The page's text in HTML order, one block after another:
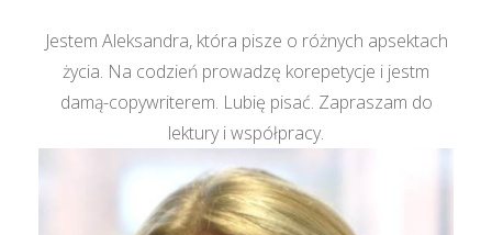
Jestem Aleksandra, która pisze o różnych apsektach
życia. Na codzień prowadzę korepetycje i jestm
damą-copywriterem. Lubię pisać. Zapraszam do
lektury i współpracy.